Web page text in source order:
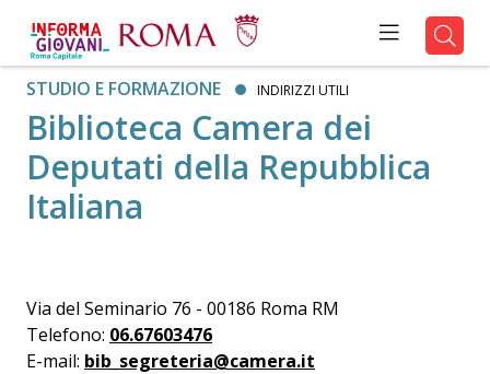
STUDIO E FORMAZIONE INDIRIZZI UTILI
Biblioteca Camera dei
Deputati della Repubblica
Italiana
Via del Seminario 76 - 00186 Roma RM
Telefono: 06.67603476
E-mail: bib_segreteria@camera.it